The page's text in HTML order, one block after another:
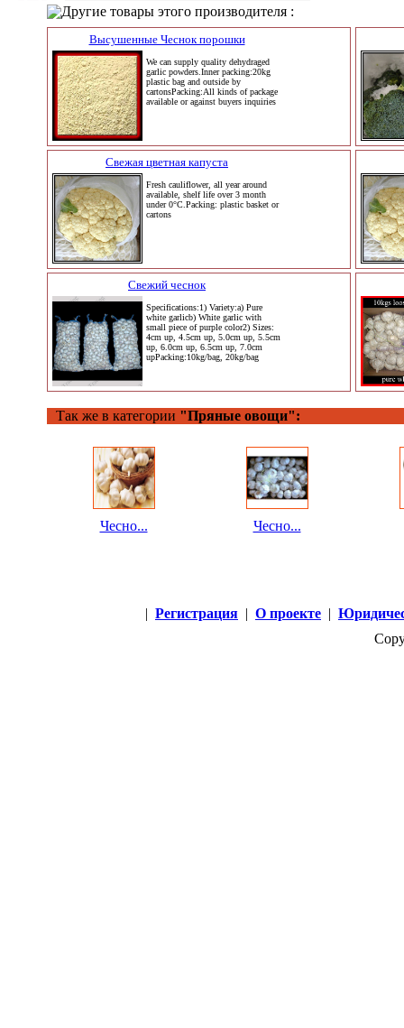
Другие товары этого производителя :
Высушенные Чеснок порошки
We can supply quality dehydraged
garlic powders.Inner packing:20kg
plastic bag and outside by
cartonsPacking:All kinds of package
available or against buyers inquiries
Свежая цветная капуста
Fresh cauliflower, all year around
available, shelf life over 3 month
under 0°C.Packing: plastic basket or
cartons
Свежий чеснок
Specifications:1) Variety:a) Pure
white garlicb) White garlic with
small piece of purple color2) Sizes:
4cm up, 4.5cm up, 5.0cm up, 5.5cm
up, 6.0cm up, 6.5cm up, 7.0cm
upPacking:10kg/bag, 20kg/bag
Так же в категории "Пряные овощи":
Чесно... Чесно...
| Регистрация | О проекте |